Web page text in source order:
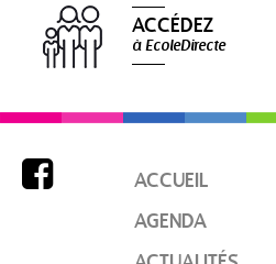
ACCÉDEZ
à EcoleDirecte

ACCUEIL
AGENDA